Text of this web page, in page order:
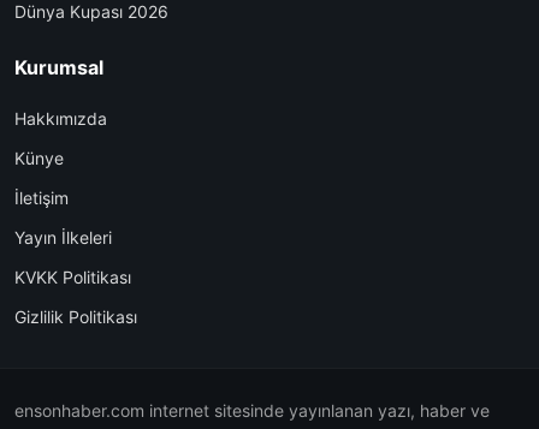
Dünya Kupası 2026
Kurumsal
Hakkımızda
Künye
İletişim
Yayın İlkeleri
KVKK Politikası
Gizlilik Politikası
ensonhaber.com internet sitesinde yayınlanan yazı, haber ve